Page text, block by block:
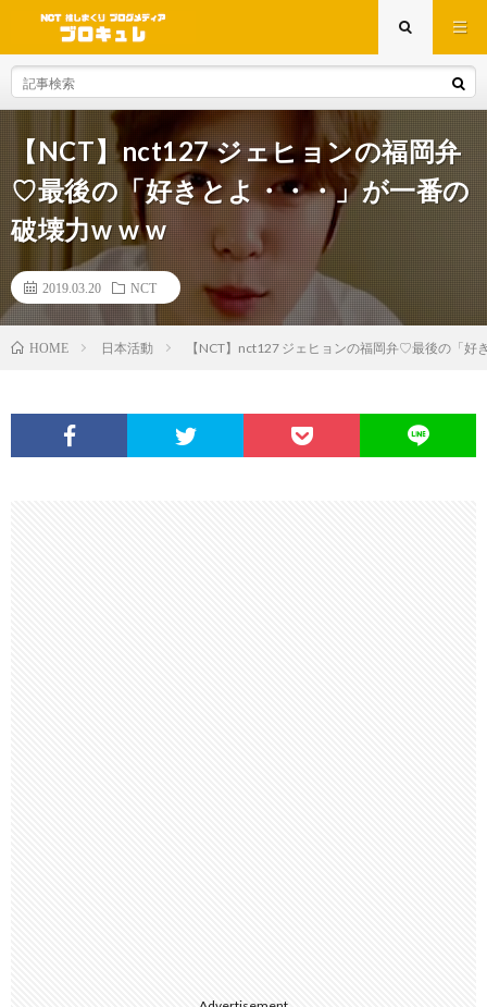
【NCT】nct127 ジェヒョンの福岡弁
♡最後の「好きとよ・・・」が一番の
破壊力w w w
2019.03.20 NCT
HOME 日本活動 【NCT】nct127 ジェヒョンの福岡弁♡最後の「好